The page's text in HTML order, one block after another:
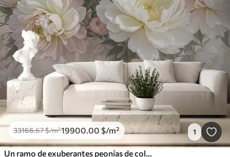
33166.67$/m²19900.00 $/m² 1
Un ramo de exuberantes peonías de colores pastel y otras flores sobre un fondo suave y difuminado